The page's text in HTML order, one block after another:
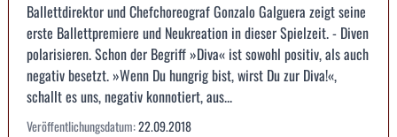
Ballettdirektor und Chefchoreograf Gonzalo Galguera zeigt seine
erste Ballettpremiere und Neukreation in dieser Spielzeit. - Diven
polarisieren. Schon der Begriff »Diva« ist sowohl positiv, als auch
negativ besetzt. »Wenn Du hungrig bist, wirst Du zur Diva!«,
schallt es uns, negativ konnotiert, aus...
Veröffentlichungsdatum:22.09.2018